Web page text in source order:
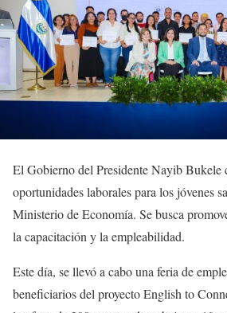
El Gobierno del Presidente Nayib Bukele
oportunidades laborales para los jóvenes
Ministerio de Economía. Se busca
la capacitación y la empleabilidad.
Este día, se llevó a cabo una feria de
beneficiarios del proyecto English to